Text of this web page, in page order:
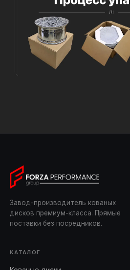
Завод-производитель кованых
дисков премиум-класса. Прямые
поставки без посредников.
КАТАЛОГ